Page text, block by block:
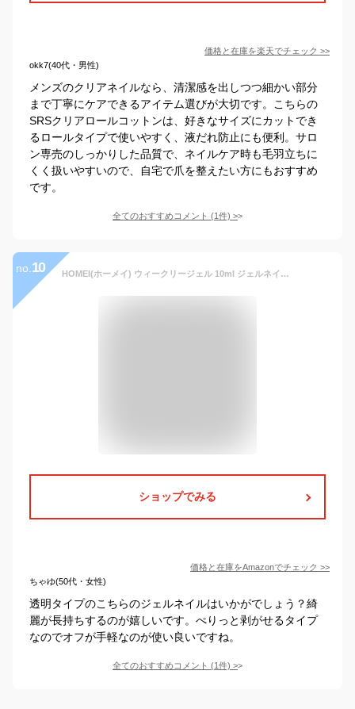
価格と在庫を楽天でチェック >>
okk7(40代・男性)
メンズのクリアネイルなら、清潔感を出しつつ細かい部分
まで丁寧にケアできるアイテム選びが大切です。こちらの
SRSクリアロールコットンは、好きなサイズにカットでき
るロールタイプで使いやすく、液だれ防止にも便利。サロ
ン専売のしっかりした品質で、ネイルケア時も毛羽立ちに
くく扱いやすいので、自宅で爪を整えたい方にもおすすめ
です。
全てのおすすめコメント (1件) >
no. 10 HOMEI(ホーメイ) ウィークリージェル 10ml ジェルネイル ぺりっとはがせる 長持ち つやつや WF0
ショップでみる
価格と在庫をAmazonでチェック >>
ちゃゆ(50代・女性)
透明タイプのこちらのジェルネイルはいかがでしょう？綺
麗が長持ちするのが嬉しいです。ぺりっと剥がせるタイプ
なのでオフが手軽なのが使い良いですね。
全てのおすすめコメント (1件) >